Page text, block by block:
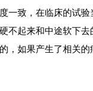
一致，在临床的试
不起来和中途软下
，如果产生了相关